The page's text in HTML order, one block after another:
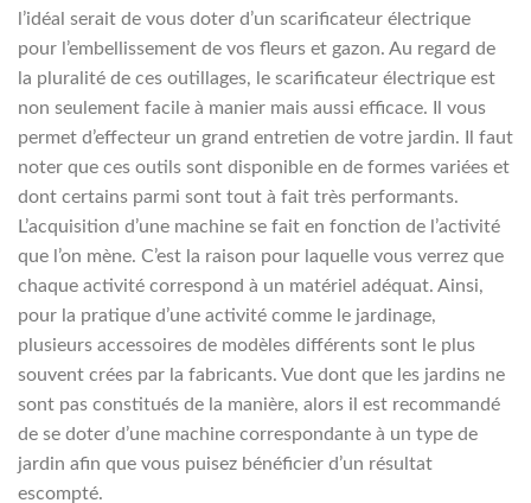
l’idéal serait de vous doter d’un scarificateur électrique
pour l’embellissement de vos fleurs et gazon. Au regard de
la pluralité de ces outillages, le scarificateur électrique est
non seulement facile à manier mais aussi efficace. Il vous
permet d’effecteur un grand entretien de votre jardin. Il faut
noter que ces outils sont disponible en de formes variées et
dont certains parmi sont tout à fait très performants.
L’acquisition d’une machine se fait en fonction de l’activité
que l’on mène. C’est la raison pour laquelle vous verrez que
chaque activité correspond à un matériel adéquat. Ainsi,
pour la pratique d’une activité comme le jardinage,
plusieurs accessoires de modèles différents sont le plus
souvent crées par la fabricants. Vue dont que les jardins ne
sont pas constitués de la manière, alors il est recommandé
de se doter d’une machine correspondante à un type de
jardin afin que vous puisez bénéficier d’un résultat
escompté.